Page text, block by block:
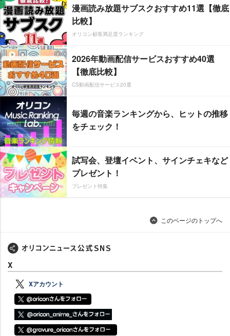
漫画読み放題サブスクおすすめ11選【徹底
比較】
オリコン顧客満足度ランキング
2026年動画配信サービスおすすめ40選
【徹底比較】
CS動画配信サービス20選
毎週の音楽ランキングから、ヒットの推移
をチェック！
試写会、登壇イベント、サインチェキなど
プレゼント！
プレゼント特集
このページのトップへ
X
Xアカウント